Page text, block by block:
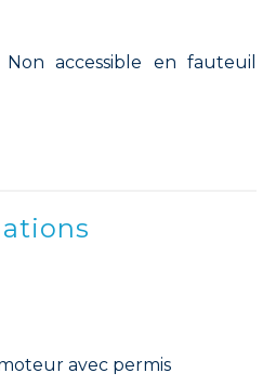
Non accessible en fauteuil
avec permis